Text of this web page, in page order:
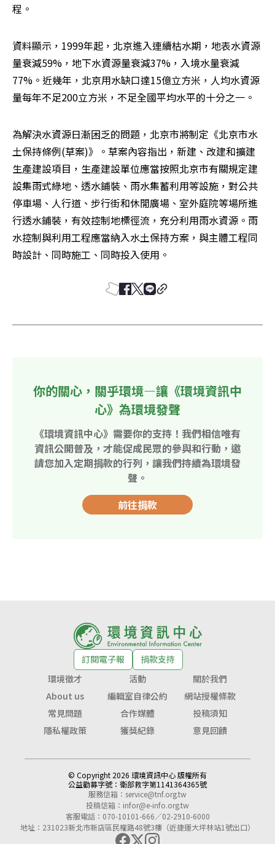
程。
資料顯示，1999年起，北京進入連續枯水期，地表水資源
量衰減59%，地下水資源量衰減37%，入境水量衰減
77%。近幾年，北京用水缺口達15億立方米，人均水資源
量每年不足200立方米，不足全國平均水平的十分之一。
為解決水資源日漸困乏的問題，北京市將制定《北京市水
土保持條例(草案)》。草案內容指出，新建、改建和擴建
生產建設項目，生產建設單位應當按照北京市有關規定建
設集雨式綠地、透水鋪裝、雨水集蓄利用等設施，對公共
停車場、人行道、步行街和休閒廣場、室外庭院等場所進
行透水鋪裝，有效控制地標徑流，充分利用雨水資源。雨
水控制與利用工程應當納入水土保持方案，與主體工程同
時設計、同時施工、同時投入使用。
你的關心，關乎環境—讓《環境資訊中
心》為環境發聲
《環境資訊中心》需要你的支持！我們相信唯有
資訊公開普及，才能促成民眾的參與和行動，邀
請您加入定期捐款的行列，讓我們持續為環境發
聲。
前往捐款
訂閱電子報
捐款支持
環境徵才
活動
關於我們
About us
編輯室自律公約
網站授權條款
常見問題
合作媒體
投稿須知
隱私權政策
獲獎紀錄 意見回饋
© Copyright 2026 環境資訊中心 版權所有
公益勸募字號： 衛部救字第1141364365號
服務信箱： service@tnf.org.tw
投稿信箱： infor@e-info.org.tw
客服電話：070-10101-666／02-2910-6000
地址：231023新北市新店區民權路48號3樓（近捷運大坪林站1號出口）